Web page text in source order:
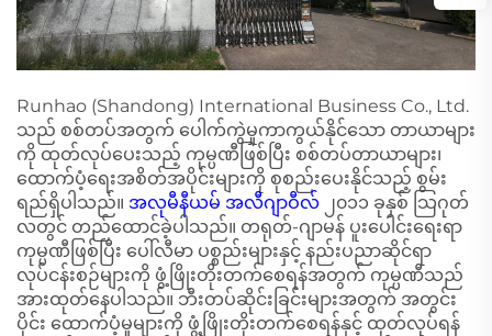
Runhao (Shandong) International Business Co., Ltd.
သည် စစ်တပ်အတွက် ပေါက်ကွဲမှုကာကွယ်နိုင်သော တာယာများ
ကို ထုတ်လုပ်ပေးသည့် ကုမ္ပဏီဖြစ်ပြီး စစ်တပ်တာယာများ၊
ထောက်ပံ့ရေးအစိတ်အပိုင်းများကို စုစည်းပေးနိုင်သည့် စွမ်း
ရည်ရှိပါသည်။ အလုမီနီယမ် အလီဂျာဝီလ်
၂၀၁၁ ခုနှစ် သြဂုတ်
လတွင် တည်ထောင်ခဲ့ပါသည်။ တရုတ်-ဂျာမန် ပူးပေါင်းရေးရာ
ကုမ္ပဏီဖြစ်ပြီး ပေါ်လီမာ ပစ္စည်းများနှင့် နည်းပညာဆိုင်ရာ
လုပ်ငန်းစဉ်များကို ဖွံ့ဖြိုးတိုးတက်စေရန်အတွက် ကုမ္ပဏီသည်
အားထုတ်နေပါသည်။ ဘီးတပ်ဆိုင်းခြင်းများအတွက် အတွင်း
ပိုင်း ထောက်ပံ့မှုများကို ဖွံ့ဖြိုးတိုးတက်စေရန်နှင့် ထုတ်လုပ်ရန်